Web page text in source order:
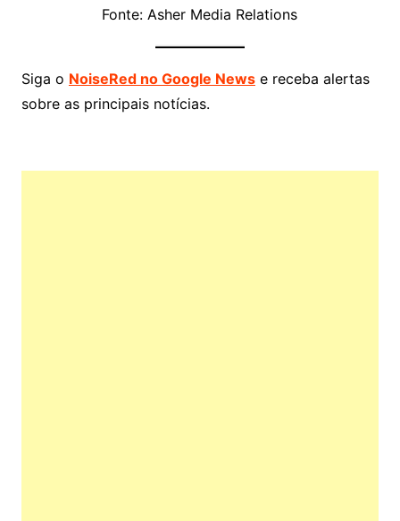
Fonte: Asher Media Relations
Siga o NoiseRed no Google Newse receba alertas
sobre as principais notícias.